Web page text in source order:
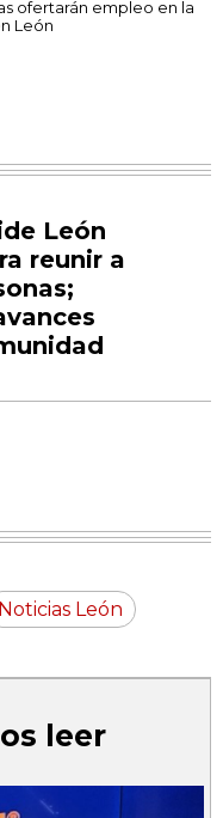
ofertarán empleo en la
León
León
reunir a
Noticias León
leer